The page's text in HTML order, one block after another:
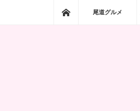
ホーム尾道グルメ